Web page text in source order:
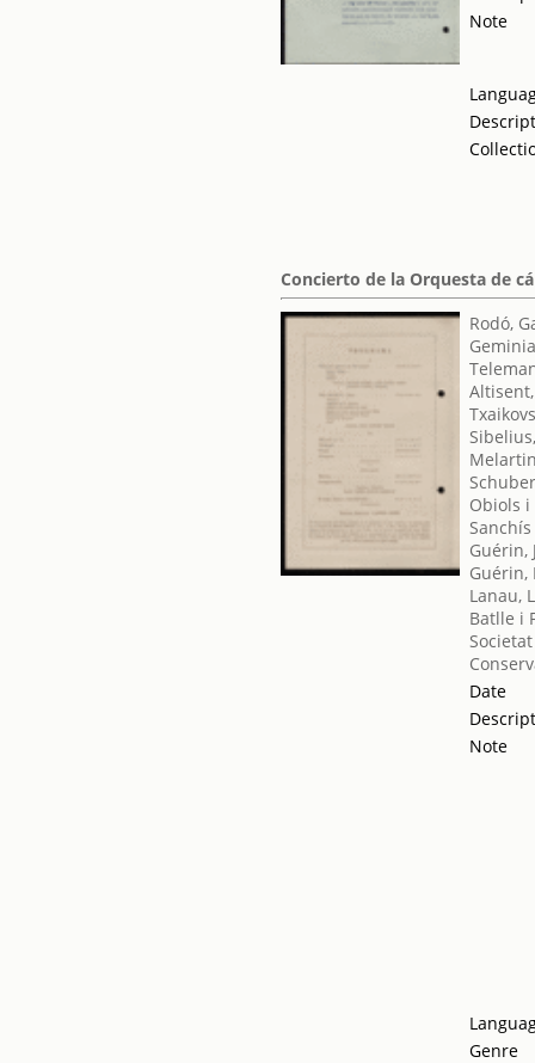
Note
Concierto de la Orquesta de
Rodó,
Obiols
Guérin,
Guérin,
Lanau,
Batlle i
Date
Note
Genre